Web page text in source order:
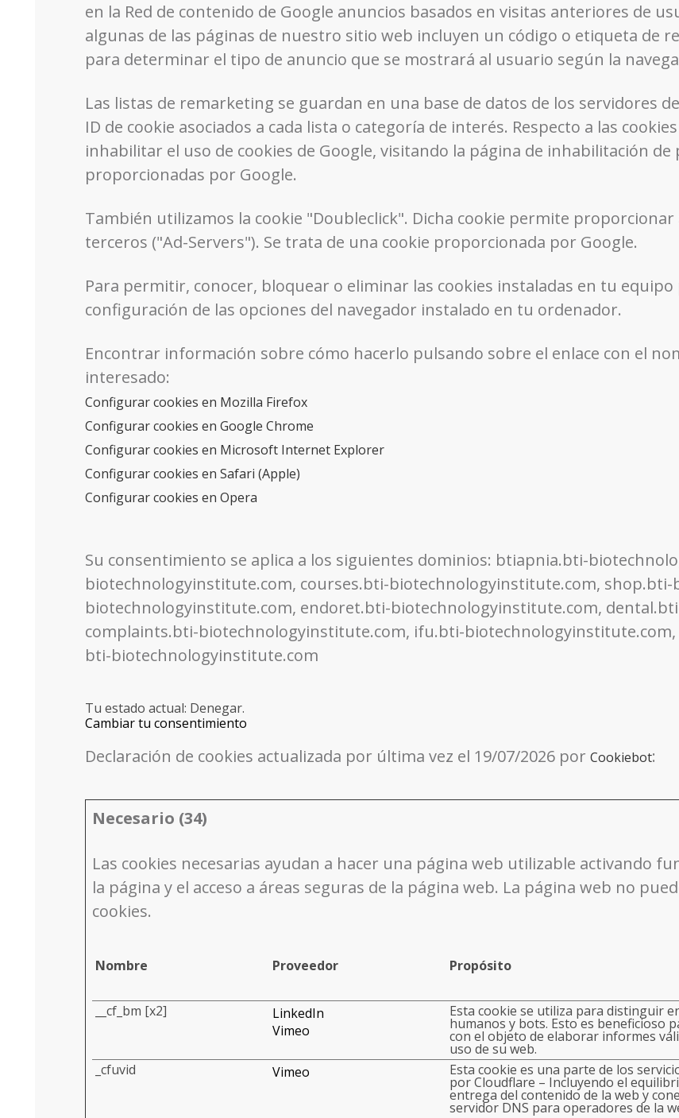
en la Red de contenido de Google anuncios basados en visitas anteriores de
algunas de las páginas de nuestro sitio web incluyen un código o etiqueta de
para determinar el tipo de anuncio que se mostrará al usuario según la
Las listas de remarketing se guardan en una base de datos de los servidores
ID de cookie asociados a cada lista o categoría de interés. Respecto a las
inhabilitar el uso de cookies de Google, visitando la página de inhabilitación de
proporcionadas por Google.
También utilizamos la cookie "Doubleclick". Dicha cookie permite
terceros ("Ad-Servers"). Se trata de una cookie proporcionada por Google.
Para permitir, conocer, bloquear o eliminar las cookies instaladas en tu
configuración de las opciones del navegador instalado en tu ordenador.
Encontrar información sobre cómo hacerlo pulsando sobre el enlace con el
interesado:
Configurar cookies en Mozilla Firefox
Configurar cookies en Google Chrome
Configurar cookies en Microsoft Internet Explorer
Configurar cookies en Safari (Apple)
Configurar cookies en Opera
Su consentimiento se aplica a los siguientes dominios: btiapnia.bti-
biotechnologyinstitute.com, courses.bti-biotechnologyinstitute.com,
biotechnologyinstitute.com, endoret.bti-biotechnologyinstitute.com,
complaints.bti-biotechnologyinstitute.com, ifu.bti-
bti-biotechnologyinstitute.com
Tu estado actual: Denegar.
Cambiar tu consentimiento
Declaración de cookies actualizada por última vez el 19/07/2026 por Cookiebot:
Necesario (34)
Las cookies necesarias ayudan a hacer una página web utilizable activando
la página y el acceso a áreas seguras de la página web. La página web no
cookies.
Nombre Proveedor Propósito
__cf_bm [x2]
LinkedIn
Vimeo
Esta cookie se utiliza para distinguir
humanos y bots. Esto es beneficioso
con el objeto de elaborar informes
uso de su web.
_cfuvid Vimeo Esta cookie es una parte de los
por Cloudflare – Incluyendo el
entrega del contenido de la web y
servidor DNS para operadores de la